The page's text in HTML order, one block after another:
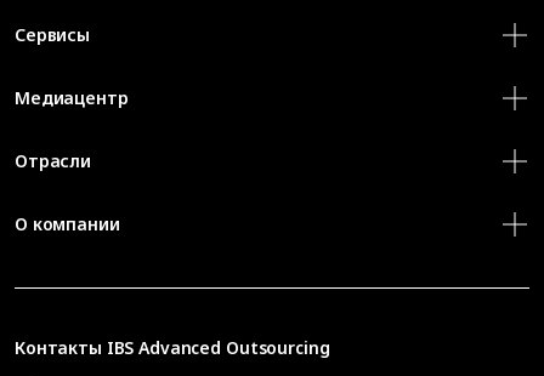
Контакты IBS Advanced Outsourcing
Сервисы
Медиацентр
Отрасли
О компании